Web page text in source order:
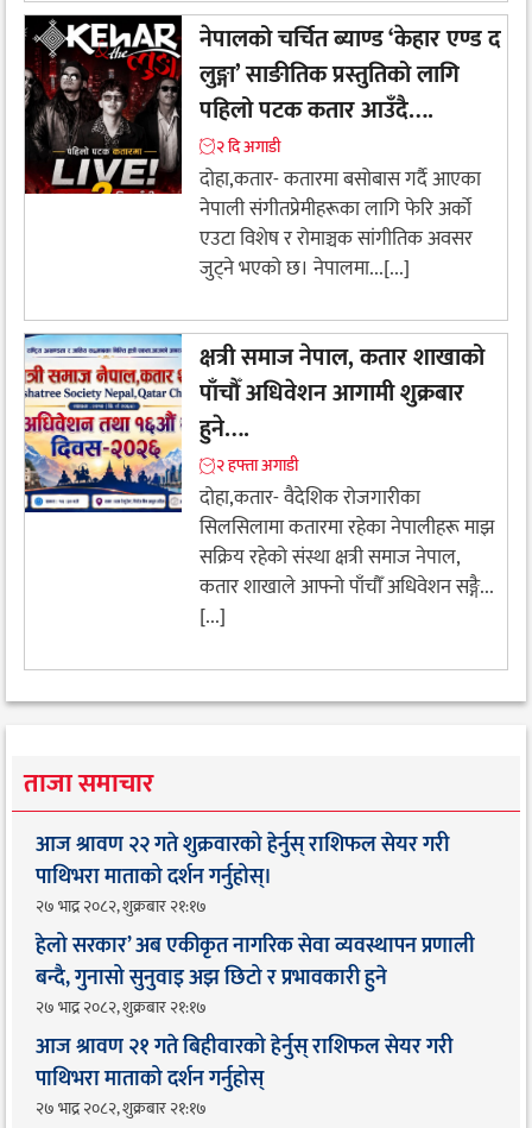
नेपालको चर्चित ब्याण्ड ‘केहार एण्ड द
लुङ्गा’ साङीतिक प्रस्तुतिको लागि
पहिलो पटक कतार आउँदै…. ​
२ दि अगाडी
दोहा,कतार- कतारमा बसोबास गर्दै आएका
नेपाली संगीतप्रेमीहरूका लागि फेरि अर्को
एउटा विशेष र रोमाञ्चक सांगीतिक अवसर
जुट्ने भएको छ। नेपालमा...[...]
क्षत्री समाज नेपाल, कतार शाखाको
पाँचौँ अधिवेशन आगामी शुक्रबार
हुने….
२ हफ्ता अगाडी
​दोहा,कतार- वैदेशिक रोजगारीका
सिलसिलामा कतारमा रहेका नेपालीहरू माझ
सक्रिय रहेको संस्था क्षत्री समाज नेपाल,
कतार शाखाले आफ्नो पाँचौँ अधिवेशन सङ्गै...
[...]
ताजा समाचार
आज श्रावण २२ गते शुक्रवारको हेर्नुस् राशिफल सेयर गरी
पाथिभरा माताको दर्शन गर्नुहोस्।
२७ भाद्र २०८२, शुक्रबार २१:१७
हेलो सरकार’ अब एकीकृत नागरिक सेवा व्यवस्थापन प्रणाली
बन्दै, गुनासो सुनुवाइ अझ छिटो र प्रभावकारी हुने
२७ भाद्र २०८२, शुक्रबार २१:१७
आज श्रावण २१ गते बिहीवारको हेर्नुस् राशिफल सेयर गरी
पाथिभरा माताको दर्शन गर्नुहोस्
२७ भाद्र २०८२, शुक्रबार २१:१७